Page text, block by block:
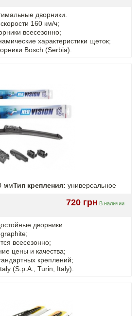
дворники.
160 км/ч;
всесезонно;
характеристики щеток;
Bosch (Serbia).
ммТип крепления: универсальное
720 грн В наличии
дворники.
всесезонно;
цены и качества;
креплений;
(S.p.A., Turin, Italy).